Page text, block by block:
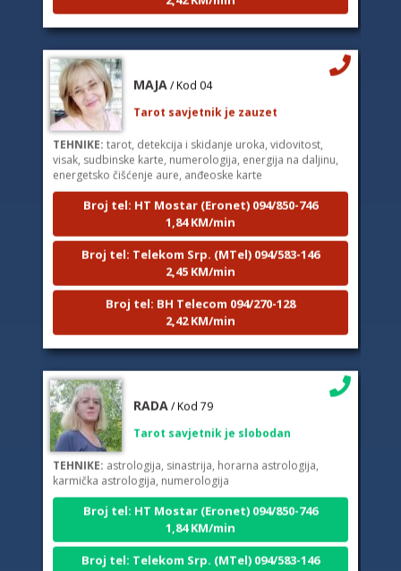
Tarot savjetnik je zauzet
TEHNIKE:tarot, detekcija i skidanje uroka, vidovitost,
visak, sudbinske karte, numerologija, energija na daljinu,
energetsko čišćenje aure, anđeoske karte
Broj tel: HT Mostar (Eronet) 094/850-746
1,84 KM/min
Broj tel: Telekom Srp. (MTel) 094/583-146
2,45 KM/min
Broj tel: BH Telecom 094/270-128
2,42 KM/min
TEHNIKE:astrologija, sinastrija, horarna astrologija,
karmička astrologija, numerologija
Broj tel: HT Mostar (Eronet) 094/850-746
1,84 KM/min
Broj tel: Telekom Srp. (MTel) 094/583-146
2,45 KM/min